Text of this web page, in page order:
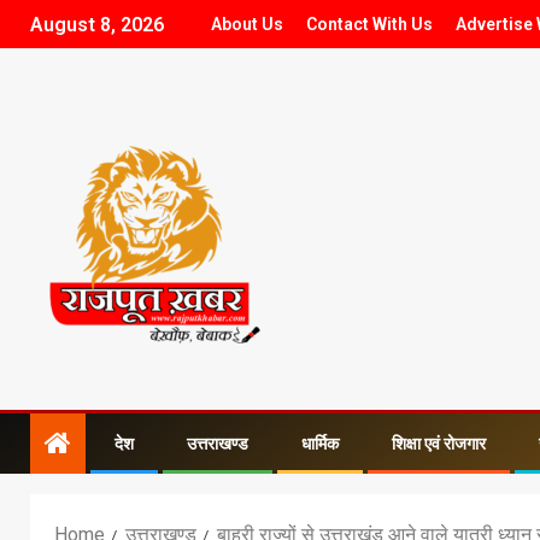
August 8, 2026 About Us Contact With Us Advertise
देश उत्तराखण्ड धार्मिक शिक्षा एवं रोजगार
Home उत्तराखण्ड बाहरी राज्यों से उत्तराखंड आने वाले यात्री